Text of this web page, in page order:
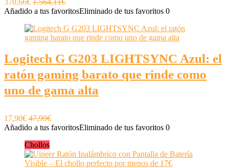
370,66€ 1.564,11€
Añadido a tus favoritosEliminado de tus favoritos 0
Logitech G G203 LIGHTSYNC Azul: el
ratón gaming barato que rinde como
uno de gama alta
17,90€ 47,99€
Añadido a tus favoritosEliminado de tus favoritos 0
Chollos